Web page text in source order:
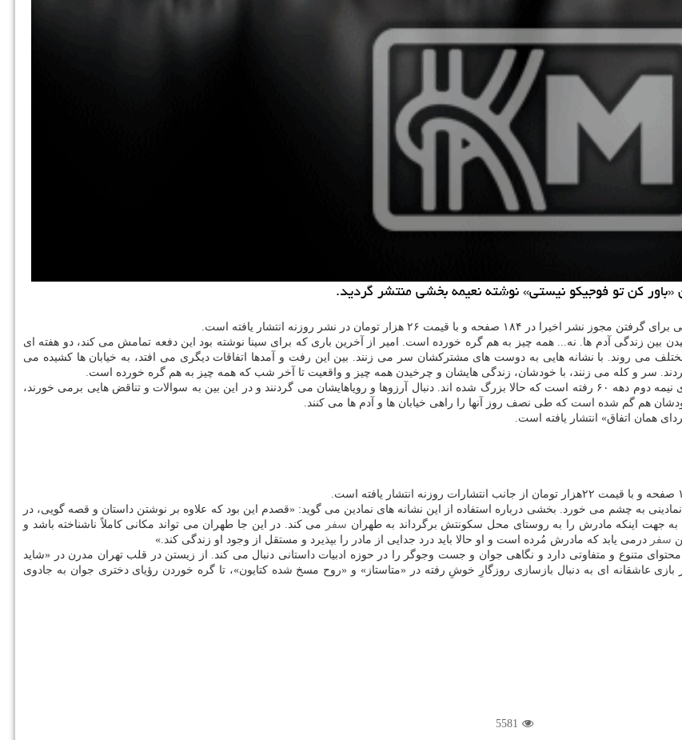
كن تو فوجیكو نیستی» نوشته نعیمه بخشی منتشر گردید.
۲۶ هزار تومان در نشر روزنه انتشار یافته است.
زندگی آدم ها. نه... همه چیز به هم گره خورده است. امیر از آخرین باری كه برای سینا نوشته بود این دفعه تمامش می كند، دو هفته ای
می روند. با نشانه هایی به دوست های مشتركشان سر می زنند. بین این رفت و آمدها اتفاقات دیگری می افتد، به خیابان ها كشیده می
سر و كله می زنند، با خودشان، زندگی هایشان و چرخیدن همه چیز و واقعیت تا آخر شب كه همه چیز به هم گره خورده است.
«جوكس» رمانی شهری و ماجراجویی است. سراغ دغدغه ها و حرف های آدم های نیمه دوم دهه ۶۰ رفته است كه حالا بزرگ شده اند. دنبال آرزوها و رویاهایشان می گردنند و در این بین به سوالات و تناقض هایی برمی خورند،
هم گم شده است كه طی نصف روز آنها را راهی خیابان ها و آدم ها می كنند.
همان اتفاق» انتشار یافته است.
نشانه های نمادینی به چشم می خورد. بخشی درباره استفاده از این نشانه های نمادین می گوید: «قصدم این بود كه علاوه بر نوشتن داستان و قصه گویی، در
جهت اینكه مادرش را به روستای محل سكونتش برگرداند به طهران سفر
می كند. در این جا طهران می تواند مكانی كاملاً ناشناخته باشد و
سفر درمی یابد كه مادرش مُرده است و او حالا باید درد جدایی از مادر را بپذیرد و مستقل از وجود او زندگی كند.»
متنوع و متفاوتی دارد و نگاهی جوان و جست وجوگر را در حوزه ادبیات داستانی دنبال می كند. از زیستن در قلب تهران مدرن در «شاید
عاشقانه ای به دنبال بازسازی روزگارِ خوشِ رفته در «متاستاز» و «روح مسخ شده كتایون»، تا گره خوردن رؤیای دختری جوان به جادوی
5581